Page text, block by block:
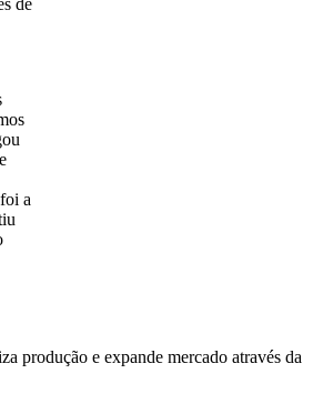
a
produção e expande mercado através da